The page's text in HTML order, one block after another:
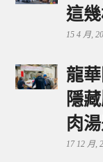
這
15 4 月,
龍
隱
肉
17 12 月,